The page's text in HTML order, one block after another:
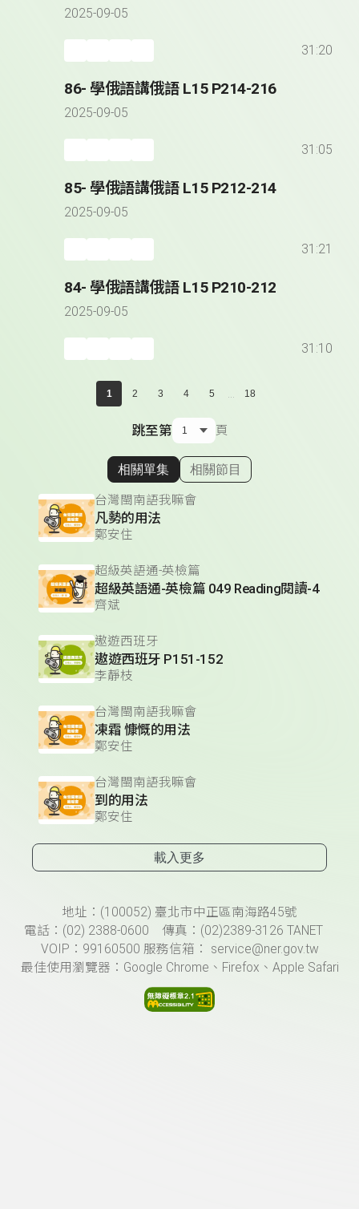
2025-09-05
31:20
86- 學俄語講俄語 L15 P214-216
2025-09-05
31:05
85- 學俄語講俄語 L15 P212-214
2025-09-05
31:21
84- 學俄語講俄語 L15 P210-212
2025-09-05
31:10
1 2 3 4 5 ... 18
跳至第 頁
顯示相關單集
相關單集 相關節目
台灣閩南語我嘛會
凡勢的用法
鄭安住
超級英語通-英檢篇
超級英語通-英檢篇 049 Reading閱讀-4
齊斌
遨遊西班牙
遨遊西班牙 P151-152
李靜枝
台灣閩南語我嘛會
凍霜 慷慨的用法
鄭安住
台灣閩南語我嘛會
到的用法
鄭安住
載入更多
頁尾資訊地址：(100052) 臺北市中正區南海路45號
電話：(02) 2388-0600 傳真：(02)2389-3126 TANET
VOIP：99160500 服務信箱： service@ner.gov.tw
最佳使用瀏覽器：Google Chrome、Firefox、Apple Safari